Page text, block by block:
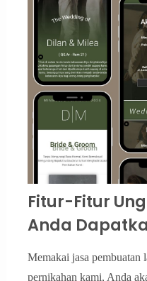
Fitur-Fitur
Anda
Memakai jasa pembuatan
pernikahan kami, Anda